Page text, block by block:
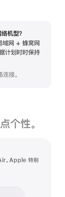
机型？
域网 + 蜂窝网
计划时时保持
接。
个性。
。Apple 特别